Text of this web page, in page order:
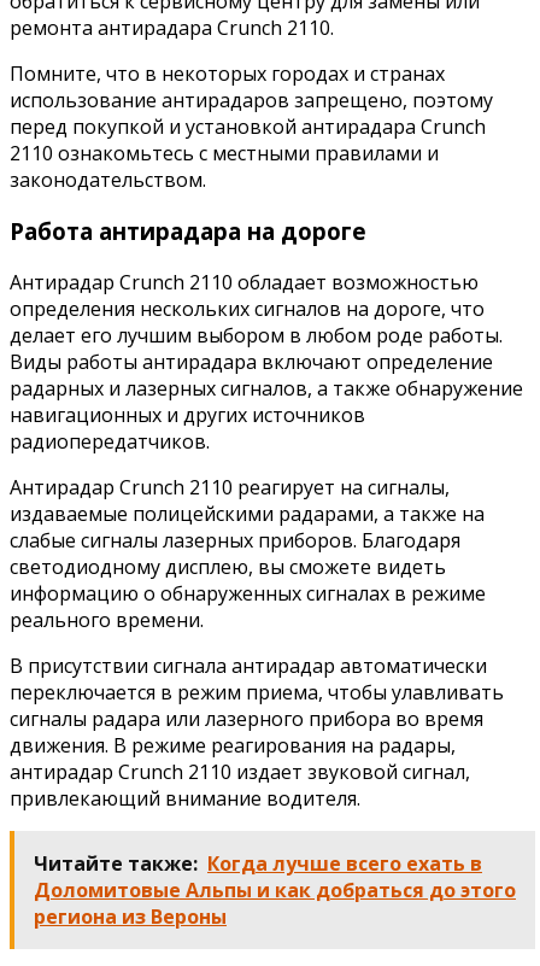
ремонта антирадара Crunch 2110.
Помните, что в некоторых городах и странах
использование антирадаров запрещено, поэтому
перед покупкой и установкой антирадара Crunch
2110 ознакомьтесь с местными правилами и
законодательством.
Работа антирадара на дороге
Антирадар Crunch 2110 обладает возможностью
определения нескольких сигналов на дороге, что
делает его лучшим выбором в любом роде работы.
Виды работы антирадара включают определение
радарных и лазерных сигналов, а также обнаружение
навигационных и других источников
радиопередатчиков.
Антирадар Crunch 2110 реагирует на сигналы,
издаваемые полицейскими радарами, а также на
слабые сигналы лазерных приборов. Благодаря
светодиодному дисплею, вы сможете видеть
информацию о обнаруженных сигналах в режиме
реального времени.
В присутствии сигнала антирадар автоматически
переключается в режим приема, чтобы улавливать
сигналы радара или лазерного прибора во время
движения. В режиме реагирования на радары,
антирадар Crunch 2110 издает звуковой сигнал,
привлекающий внимание водителя.
Читайте также: Когда лучше всего ехать в
Доломитовые Альпы и как добраться до этого
региона из Вероны